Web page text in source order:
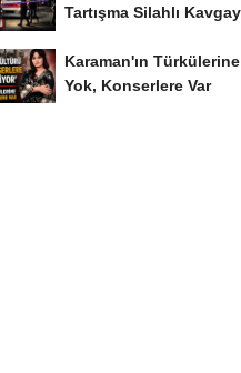
Tartışma Silahlı
Karaman'ın
Yok, Konserlere Var